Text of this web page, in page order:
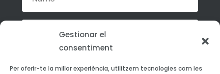
Gestionar el
consentiment
Per oferir-te la millor experiència, utilitzem tecnologies com les
Accepto la política de privacitat de La